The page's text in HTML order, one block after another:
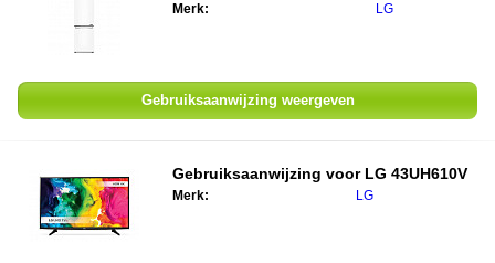
Merk: LG
Gebruiksaanwijzing weergeven
Gebruiksaanwijzing voor LG 43UH610V
Merk: LG